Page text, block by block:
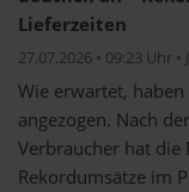
Lieferzeiten
27.07.2026 • 09:23 Uhr
Wie erwartet,
angezogen. Nach
Verbraucher hat die
Rekordumsätze im